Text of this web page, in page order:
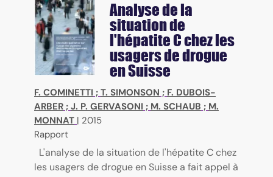
Analyse de la
situation de
l'hépatite C chez les
usagers de drogue
en Suisse
F. COMINETTI ; T. SIMONSON ; F. DUBOIS-
ARBER ; J. P. GERVASONI ; M. SCHAUB ; M.
MONNAT | 2015
Rapport
L'analyse de la situation de l'hépatite C chez
les usagers de drogue en Suisse a fait appel à